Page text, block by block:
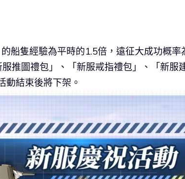
船隻經驗為平時的1.5倍，遠征大成功概率
推圖禮包」、「新服戒指禮包」、「新服
動結束後將下架。